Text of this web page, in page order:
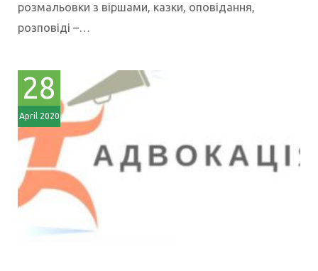
розмальовки з віршами, казки, оповідання,
розповіді –…
28
April 2020